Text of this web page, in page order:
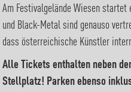
Am Festivalgelände Wiesen
und Black-Metal sind genauso
dass österreichische Künstler
Alle Tickets enthalten neben
Stellplatz! Parken ebenso